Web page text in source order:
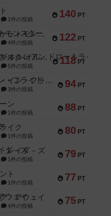
140 PT
1件の投稿
122 PT
ドブル：ポケットモンスター
4件の投稿
118 PT
ジャンヌ・ダルク-オルレアン ドロー＆ライト
5件の投稿
94 PT
ファースト・イン・フライト
3件の投稿
88 PT
ン
1件の投稿
80 PT
イク
1件の投稿
79 PT
レイダ－ズ
1件の投稿
77 PT
ト
1件の投稿
75 PT
・アウェイ
4件の投稿